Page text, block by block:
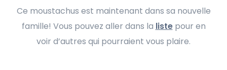
Ce moustachus est maintenant dans sa nouvelle
famille! Vous pouvez aller dans la listepour en
voir d’autres qui pourraient vous plaire.